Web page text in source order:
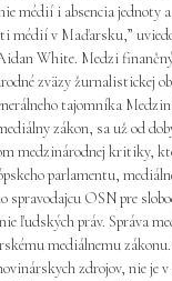
médií i absencia jednoty
médií v Maďarsku,”
White. Medzi
zväzy žurnalistickej
tajomníka
zákon, sa už od
medzinárodnej kritiky,
parlamentu,
spravodajcu OSN pre
ľudských práv. Správa
mediálnemu
zdrojov, nie je